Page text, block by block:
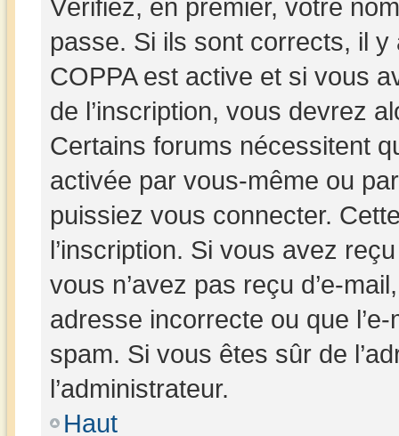
Vérifiez, en premier, votre
passe. Si ils sont corrects, il
COPPA est active et si vous
de l’inscription, vous devrez
Certains forums nécessitent
activée par vous-même ou
puissiez vous connecter.
l’inscription. Si vous avez
vous n’avez pas reçu d’e-
adresse incorrecte ou que
spam. Si vous êtes sûr de
l’administrateur.
Haut